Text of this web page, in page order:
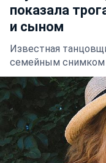
показала
и сыном
Известная
семейным снимком